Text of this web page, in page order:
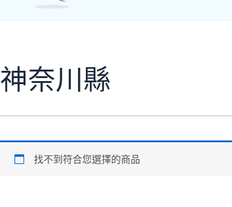
神奈川縣
找不到符合您選擇的商品